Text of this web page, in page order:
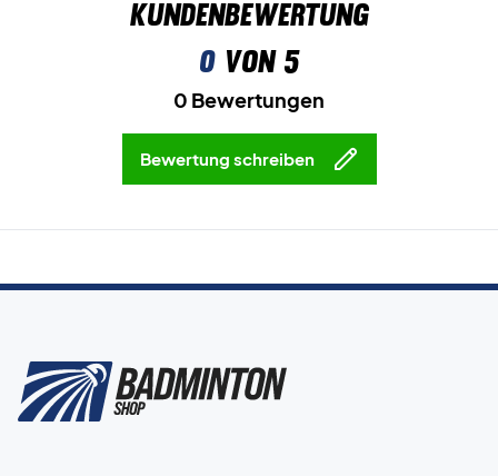
Kundenbewertung
0von 5
0 Bewertungen
Bewertung schreiben